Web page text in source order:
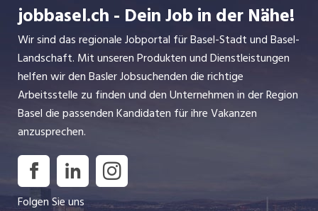
jobbasel.ch - Dein Job in der Nähe!
Wir sind das regionale Jobportal für Basel-Stadt und Basel-
Landschaft. Mit unseren Produkten und Dienstleistungen
helfen wir den Basler Jobsuchenden die richtige
Arbeitsstelle zu finden und den Unternehmen in der Region
Basel die passenden Kandidaten für ihre Vakanzen
anzusprechen.
Folgen Sie uns